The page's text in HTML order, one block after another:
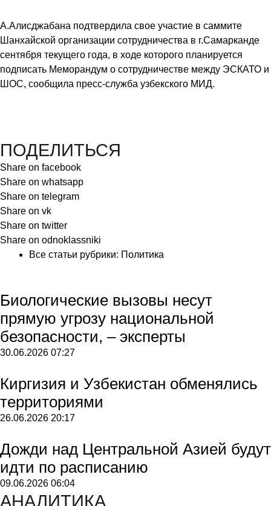
А.Алисджабана подтвердила свое участие в саммите
Шанхайской организации сотрудничества в г.Самарканде
сентября текущего года, в ходе которого планируется
подписать Меморандум о сотрудничестве между ЭСКАТО и
ШОС, сообщила пресс-служба узбекского МИД.
ПОДЕЛИТЬСЯ
Share on facebook
Share on whatsapp
Share on telegram
Share on vk
Share on twitter
Share on odnoklassniki
Все статьи рубрики: Политика
Биологические вызовы несут
прямую угрозу национальной
безопасности, – эксперты
30.06.2026 07:27
Киргизия и Узбекистан обменялись
территориями
26.06.2026 20:17
Дожди над Центральной Азией будут
идти по расписанию
09.06.2026 06:04
АНАЛИТИКА